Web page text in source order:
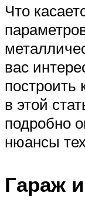
Что
вас
построить
в этой
подробно
нюансы
Гараж